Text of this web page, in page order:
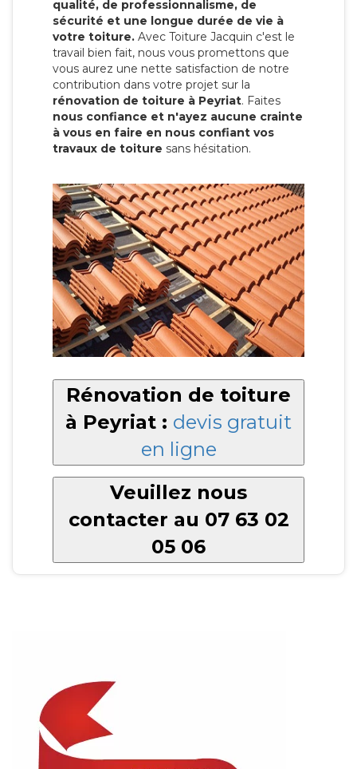
qualité, de professionnalisme, de
sécurité et une longue durée de vie à
votre toiture. Avec Toiture Jacquin c'est le
travail bien fait, nous vous promettons que
vous aurez une nette satisfaction de notre
contribution dans votre projet sur la
rénovation de toiture à Peyriat. Faites
nous confiance et n'ayez aucune crainte
à vous en faire en nous confiant vos
travaux de toiture sans hésitation.
Rénovation de toiture
à Peyriat : devis gratuit
en ligne
Veuillez nous
contacter au 07 63 02
05 06